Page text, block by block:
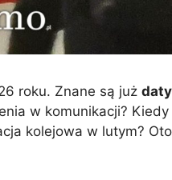
roku. Znane są już
w komunikacji? Kiedy
kolejowa w lutym?